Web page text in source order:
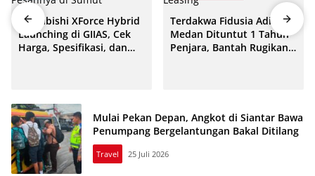
Mitsubishi XForce Hybrid
Launching di GIIAS, Cek
Harga, Spesifikasi, dan
Terdakwa Fidusia Adira di
Medan Dituntut 1 Tahun
Penjara, Bantah Rugikan
Mulai Pekan Depan, Angkot di Siantar Bawa
Penumpang Bergelantungan Bakal Ditilang
Travel 25 Juli 2026